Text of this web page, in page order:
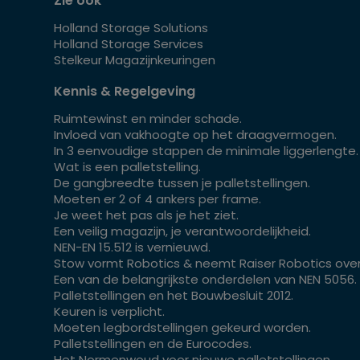
Holland Storage Solutions
Holland Storage Services
Stelkeur Magazijnkeuringen
Kennis & Regelgeving
Ruimtewinst en minder schade.
Invloed van vakhoogte op het draagvermogen.
In 3 eenvoudige stappen de minimale liggerlengte.
Wat is een palletstelling.
De gangbreedte tussen je palletstellingen.
Moeten er 2 of 4 ankers per frame.
Je weet het pas als je het ziet.
Een veilig magazijn, je verantwoordelijkheid.
NEN-EN 15.512 is vernieuwd.
Stow vormt Robotics & neemt Raiser Robotics
Een van de belangrijkste onderdelen van NEN 5056.
Palletstellingen en het Bouwbesluit 2012.
Keuren is verplicht.
Moeten legbordstellingen gekeurd worden.
Palletstellingen en de Eurocodes.